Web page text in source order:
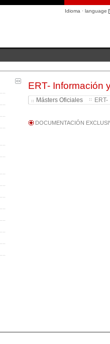
Idioma · language
ERT- Información
Másters Oficiales
DOCUMENTACIÓN